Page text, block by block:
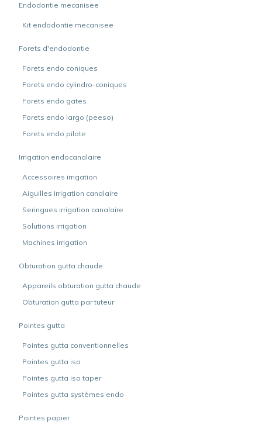
Endodontie mecanisee
Kit endodontie mecanisee
Forets d'endodontie
Forets endo coniques
Forets endo cylindro-coniques
Forets endo gates
Forets endo largo (peeso)
Forets endo pilote
Irrigation endocanalaire
Accessoires irrigation
Aiguilles irrigation canalaire
Seringues irrigation canalaire
Solutions irrigation
Machines irrigation
Obturation gutta chaude
Appareils obturation gutta chaude
Obturation gutta par tuteur
Pointes gutta
Pointes gutta conventionnelles
Pointes gutta iso
Pointes gutta iso taper
Pointes gutta systèmes endo
Pointes papier